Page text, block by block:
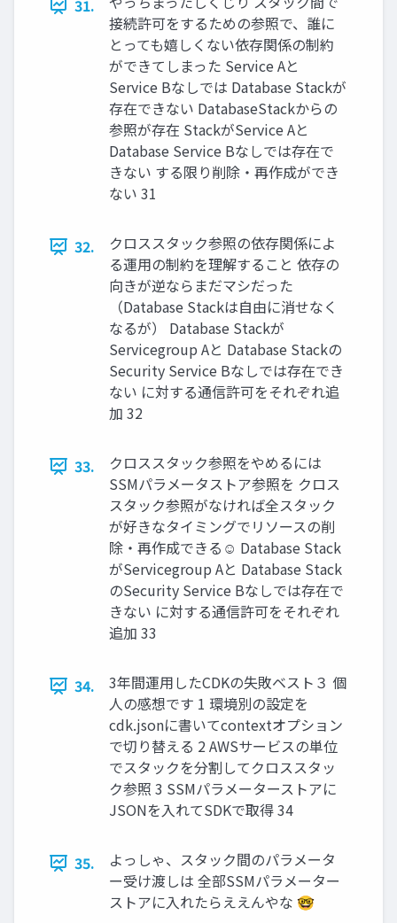
31.
接続許可をするための参照で、誰に
とっても嬉しくない依存関係の制約
ができてしまった Service Aと
Service Bなしでは Database Stackが
存在できない DatabaseStackからの
参照が存在 StackがService Aと
Database Service Bなしでは存在で
きない する限り削除・再作成ができ
ない 31
32.
クロススタック参照の依存関係によ
る運用の制約を理解すること 依存の
向きが逆ならまだマシだった
（Database Stackは自由に消せなく
なるが） Database Stackが
Servicegroup Aと Database Stackの
Security Service Bなしでは存在でき
ない に対する通信許可をそれぞれ追
加 32
33.
クロススタック参照をやめるには
SSMパラメータストア参照を クロス
スタック参照がなければ全スタック
が好きなタイミングでリソースの削
除・再作成できる☺ Database Stack
がServicegroup Aと Database Stack
のSecurity Service Bなしでは存在で
きない に対する通信許可をそれぞれ
追加 33
34.
3年間運用したCDKの失敗ベスト３ 個
人の感想です 1 環境別の設定を
cdk.jsonに書いてcontextオプション
で切り替える 2 AWSサービスの単位
でスタックを分割してクロススタッ
ク参照 3 SSMパラメーターストアに
JSONを入れてSDKで取得 34
35.
よっしゃ、スタック間のパラメータ
ー受け渡しは 全部SSMパラメーター
ストアに入れたらええんやな 🤓